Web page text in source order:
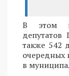
В этом
депутатов
также 542
очередных
в